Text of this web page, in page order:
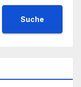
Suche